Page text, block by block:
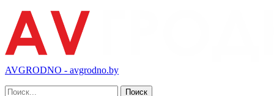
AVGRODNO - avgrodno.by